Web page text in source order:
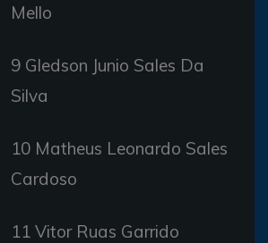
Mello
9 Gledson Junio Sales Da
Silva
10 Matheus Leonardo Sales
Cardoso
11 Vitor Ruas Garrido